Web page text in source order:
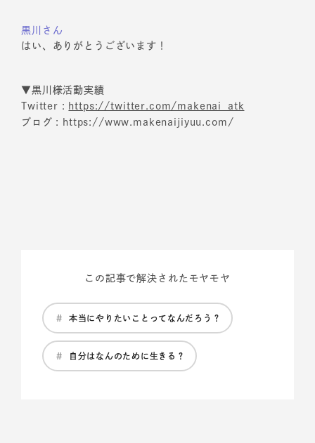
黒川さん
はい、ありがとうございます！
▼黒川様活動実績
Twitter : https://twitter.com/makenai_atk
ブログ : https://www.makenaijiyuu.com/
この記事で解決されたモヤモヤ
# 本当にやりたいことってなんだろう？
# 自分はなんのために生きる？